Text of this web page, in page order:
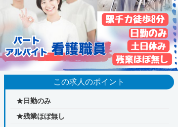
この求人のポイント
★日勤のみ
★残業ほぼ無し